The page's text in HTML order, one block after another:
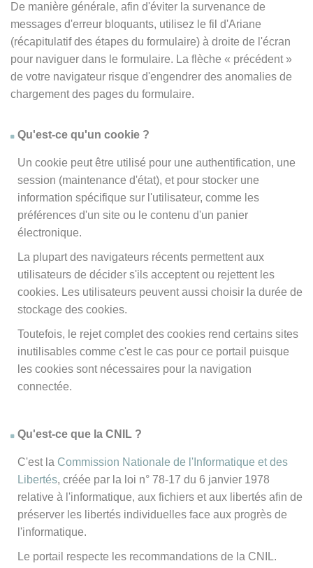
De manière générale, afin d'éviter la survenance de
messages d'erreur bloquants, utilisez le fil d'Ariane
(récapitulatif des étapes du formulaire) à droite de l'écran
pour naviguer dans le formulaire. La flèche « précédent »
de votre navigateur risque d'engendrer des anomalies de
chargement des pages du formulaire.
Qu'est-ce qu'un cookie ?
Un cookie peut être utilisé pour une authentification, une
session (maintenance d'état), et pour stocker une
information spécifique sur l'utilisateur, comme les
préférences d'un site ou le contenu d'un panier
électronique.
La plupart des navigateurs récents permettent aux
utilisateurs de décider s'ils acceptent ou rejettent les
cookies. Les utilisateurs peuvent aussi choisir la durée de
stockage des cookies.
Toutefois, le rejet complet des cookies rend certains sites
inutilisables comme c'est le cas pour ce portail puisque
les cookies sont nécessaires pour la navigation
connectée.
Qu'est-ce que la CNIL ?
C'est la Commission Nationale de l'Informatique et des
Libertés, créée par la loi n° 78-17 du 6 janvier 1978
relative à l'informatique, aux fichiers et aux libertés afin de
préserver les libertés individuelles face aux progrès de
l'informatique.
Le portail respecte les recommandations de la CNIL.